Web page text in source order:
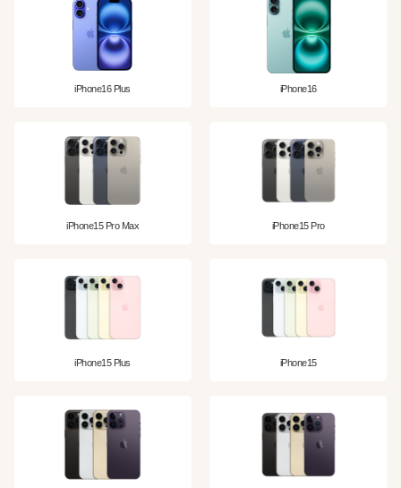
iPhone16 Plus iPhone16
iPhone15 Pro Max iPhone15 Pro
iPhone15 Plus iPhone15